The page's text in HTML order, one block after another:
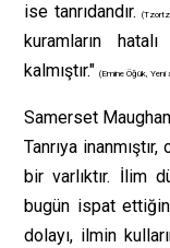
ise tanrıdandır.
kuramların
kalmıştır." (Emine Öğük, Yeni
Samerset
Tanrıya
bir varlıktır. İlim
bugün ispat
dolayı, ilmin